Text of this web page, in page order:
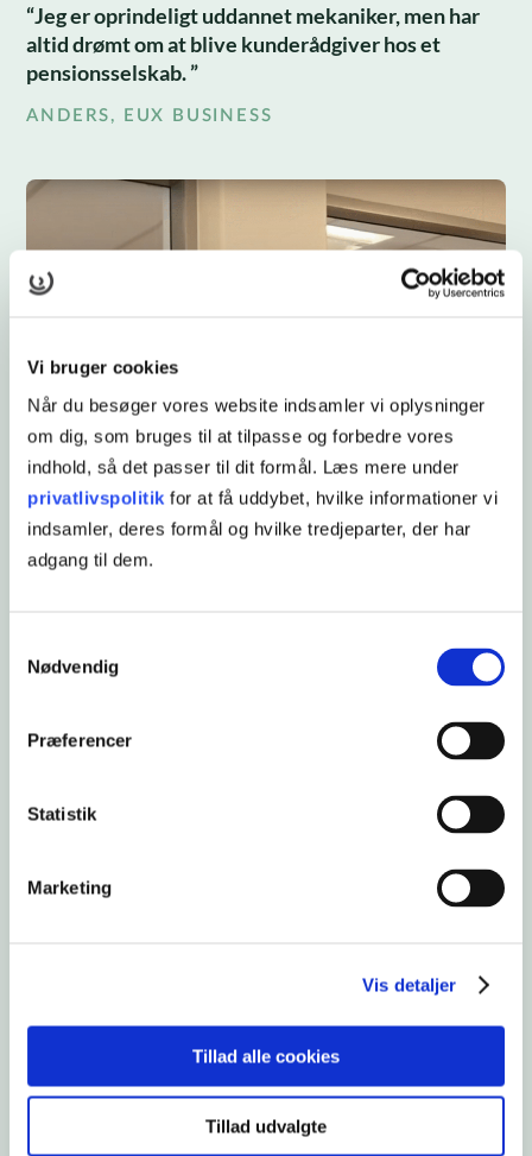
Vi bruger cookies
Når du besøger vores website indsamler vi oplysninger
om dig, som bruges til at tilpasse og forbedre vores
indhold, så det passer til dit formål. Læs mere under
privatlivspolitik for at få uddybet, hvilke informationer vi
indsamler, deres formål og hvilke tredjeparter, der har
adgang til dem.
Nødvendig
Præferencer
Statistik
Marketing
Vis detaljer
Tillad alle cookies
Tillad udvalgte
Jeg er oprindeligt uddannet mekaniker, men har
altid drømt om at blive kunderådgiver hos et
pensionsselskab.
ANDERS, EUX BUSINESS
Jeg har arbejdet som salgsleder i detailbranchen,
men arbejdstiderne passer ikke ind i familielivet, så
Jeg har haft min egen neglesalon, men vil gerne
skifte spor. Så nu søger jeg elevplads som digital